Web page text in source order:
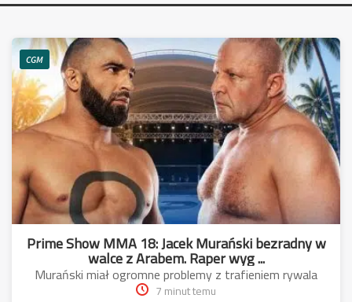
CGM
Prime Show MMA 18: Jacek Murański bezradny w
walce z Arabem. Raper wyg ...
Murański miał ogromne problemy z trafieniem rywala
7 minut temu